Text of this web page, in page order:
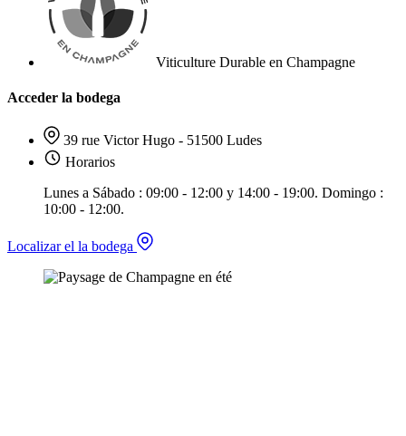
Viticulture Durable en Champagne
Acceder la bodega
39 rue Victor Hugo - 51500 Ludes
Horarios
Lunes a Sábado : 09:00 - 12:00 y 14:00 - 19:00. Domingo :
10:00 - 12:00.
Localizar el la bodega